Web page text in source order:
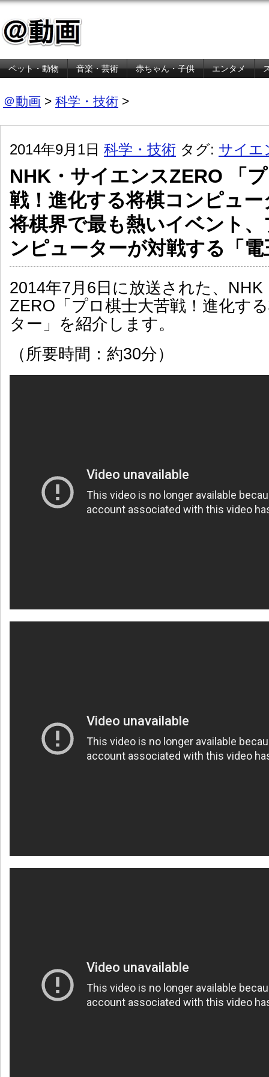
ペット・動物 音楽・芸術 赤ちゃん・子供 エンタメ
＠動画 > 科学・技術 >
2014年9月1日 科学・技術 タグ: サイエ
NHK・サイエンスZERO 「
戦！進化する将棋コンピュ
将棋界で最も熱いイベント
ンピューターが対戦する「電
2014年7月6日に放送された、
ZERO「プロ棋士大苦戦！進化す
ター」を紹介します。
（所要時間：約30分）